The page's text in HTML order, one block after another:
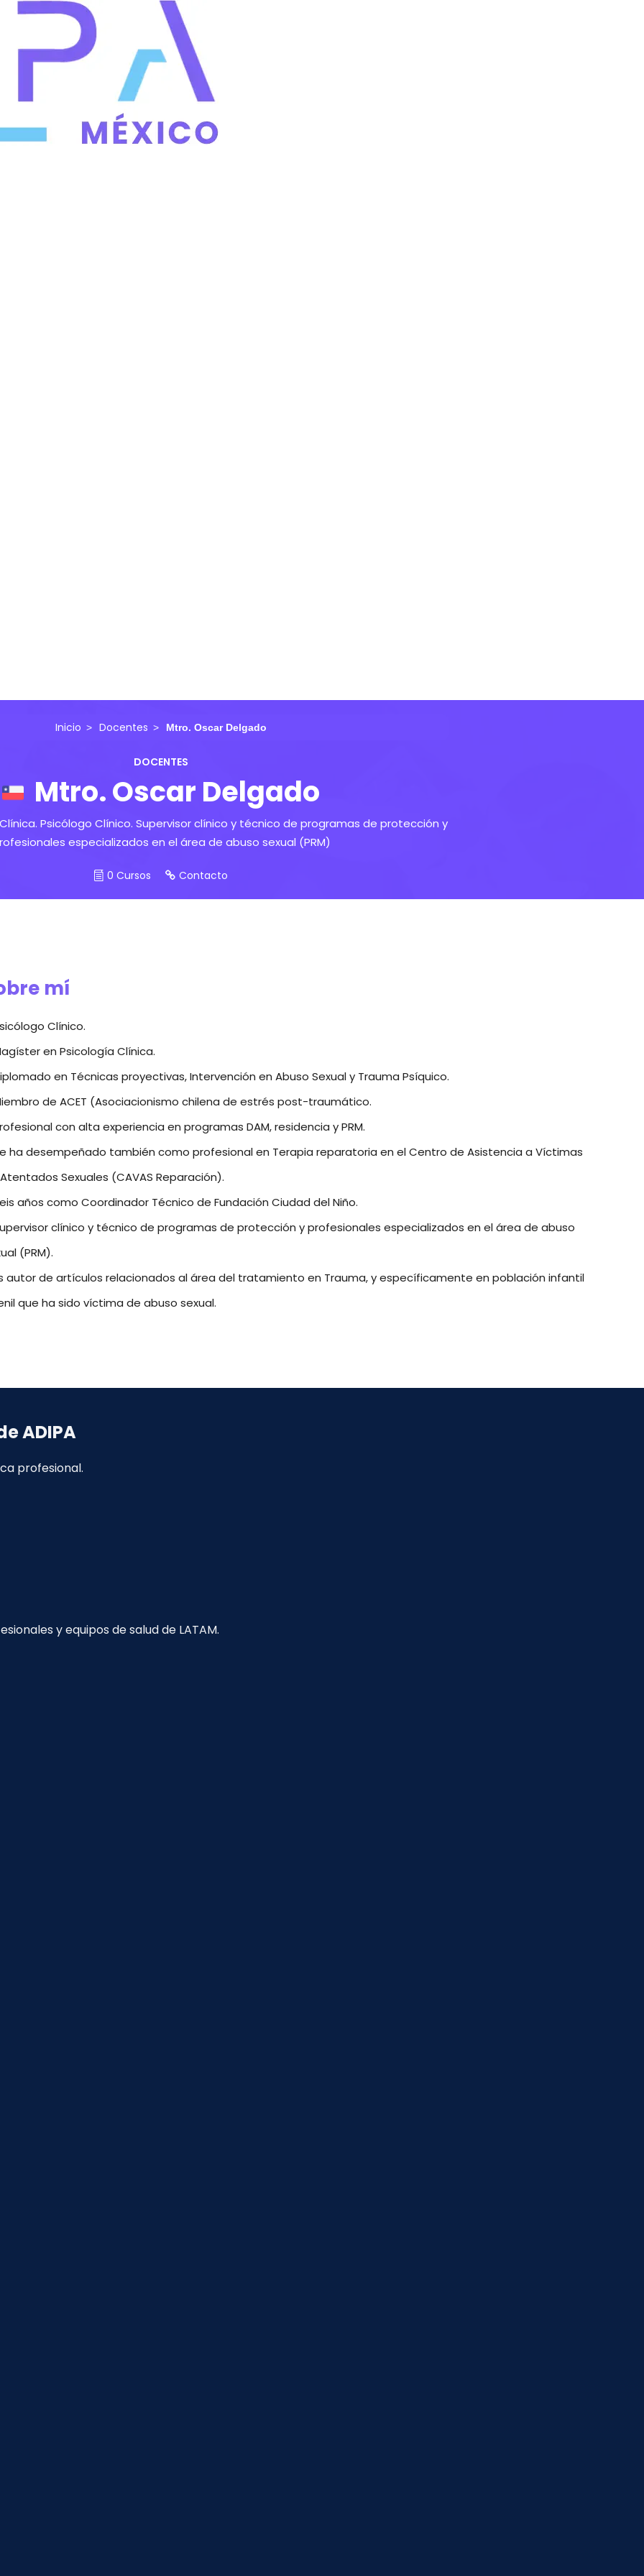
Inicio Docentes Mtro. Oscar Delgado
DOCENTES
Mtro. Oscar Delgado
Psicólogo Clínico. Supervisor clínico y técnico de programas de protección y
especializados en el área de abuso sexual (PRM)
0 Cursos Contacto
mí
Clínico.
en Psicología Clínica.
en Técnicas proyectivas, Intervención en Abuso Sexual y Trauma Psíquico.
de ACET (Asociacionismo chilena de estrés post-traumático.
con alta experiencia en programas DAM, residencia y PRM.
ha desempeñado también como profesional en Terapia reparatoria en el Centro de Asistencia a Víctimas
Sexuales (CAVAS Reparación).
años como Coordinador Técnico de Fundación Ciudad del Niño.
clínico y técnico de programas de protección y profesionales especializados en el área de abuso
(PRM).
autor de artículos relacionados al área del tratamiento en Trauma, y específicamente en población infantil
que ha sido víctima de abuso sexual.